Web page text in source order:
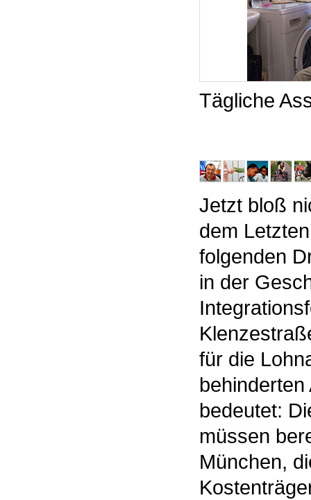
Tägliche
Jetzt bloß
dem
folgenden
in der
für die
bedeutet:
müssen
München,